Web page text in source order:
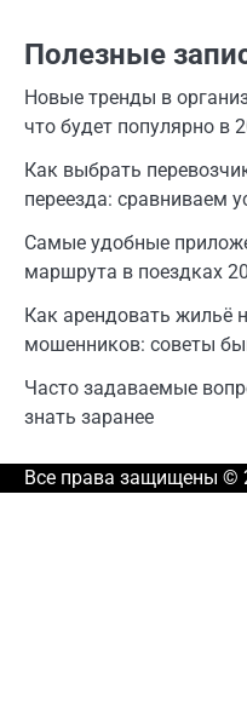
Полезные
Новые тренды в
что будет популярно в
Как выбрать
переезда: сравниваем
Самые удобные
маршрута в поездках
Как арендовать жильё
мошенников: советы
Часто задаваемые
знать заранее
Все права защищены